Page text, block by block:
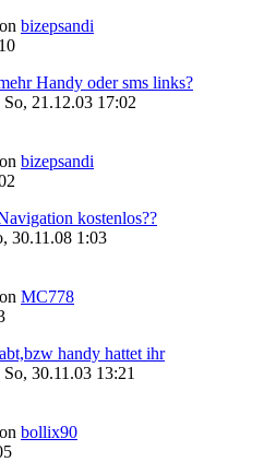
bizepsandi
Handy oder sms links?
So, 21.12.03 17:02
bizepsandi
kostenlos??
30.11.08 1:03
MC778
handy hattet ihr
So, 30.11.03 13:21
bollix90